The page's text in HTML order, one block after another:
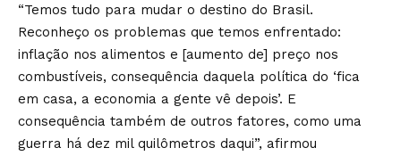
“Temos tudo para mudar o destino do Brasil.
Reconheço os problemas que temos enfrentado:
inflação nos alimentos e [aumento de] preço nos
combustíveis, consequência daquela política do ‘fica
em casa, a economia a gente vê depois’. E
consequência também de outros fatores, como uma
guerra há dez mil quilômetros daqui”, afirmou